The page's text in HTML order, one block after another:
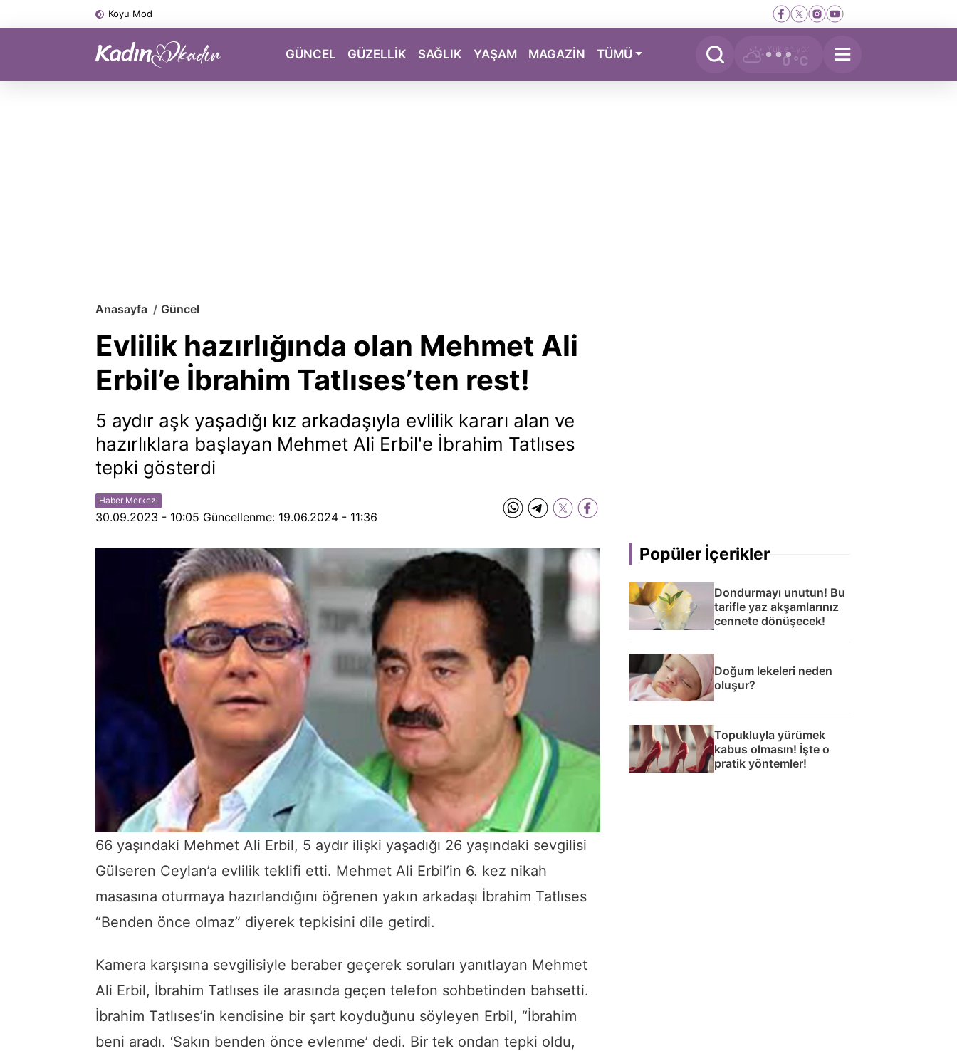
Koyu Mod
GÜNCEL GÜZELLİK SAĞLIK YAŞAM MAGAZİN TÜMÜ Yükleniyor
0 °C
Anasayfa Güncel
Evlilik hazırlığında olan Mehmet Ali
Erbil’e İbrahim Tatlıses’ten rest!
5 aydır aşk yaşadığı kız arkadaşıyla evlilik kararı alan ve
hazırlıklara başlayan Mehmet Ali Erbil'e İbrahim Tatlıses
tepki gösterdi
Haber Merkezi
30.09.2023 - 10:05 Güncellenme: 19.06.2024 - 11:36
66 yaşındaki Mehmet Ali Erbil, 5 aydır ilişki yaşadığı 26 yaşındaki sevgilisi
Gülseren Ceylan’a evlilik teklifi etti. Mehmet Ali Erbil’in 6. kez nikah
masasına oturmaya hazırlandığını öğrenen yakın arkadaşı İbrahim Tatlıses
“Benden önce olmaz” diyerek tepkisini dile getirdi.
Kamera karşısına sevgilisiyle beraber geçerek soruları yanıtlayan Mehmet
Ali Erbil, İbrahim Tatlıses ile arasında geçen telefon sohbetinden bahsetti.
İbrahim Tatlıses’in kendisine bir şart koyduğunu söyleyen Erbil, “İbrahim
beni aradı. ‘Sakın benden önce evlenme’ dedi. Bir tek ondan tepki oldu,
Popüler İçerikler
Dondurmayı unutun! Bu
tarifle yaz akşamlarınız
cennete dönüşecek!
Doğum lekeleri neden
oluşur?
Topukluyla yürümek
kabus olmasın! İşte o
pratik yöntemler!